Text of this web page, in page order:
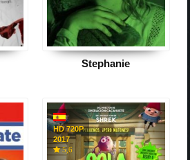
Stephanie
HD 720P
2017
5,6